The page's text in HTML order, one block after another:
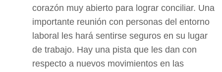
corazón muy abierto para lograr conciliar. Una
importante reunión con personas del entorno
laboral les hará sentirse seguros en su lugar
de trabajo. Hay una pista que les dan con
respecto a nuevos movimientos en las